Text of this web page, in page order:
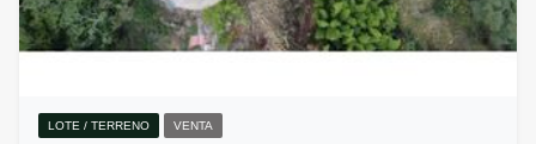
LOTE / TERRENO VENTA